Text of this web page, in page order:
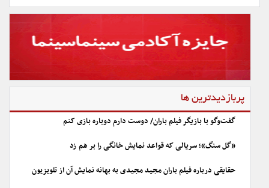
پربازدیدترین ها
گفت‌وگو با بازیگر فیلم باران/ دوست دارم دوباره بازی کنم
«گل سنگ»؛ سریالی که قواعد نمایش خانگی را بر هم زد
حقایقی درباره فیلم باران مجید مجیدی به بهانه نمایش آن از تلویزیون